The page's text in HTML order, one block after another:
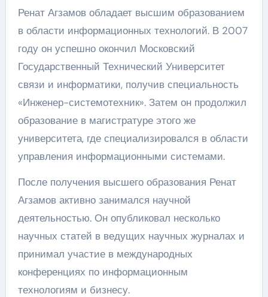
Ренат Агзамов обладает высшим образованием
в области информационных технологий. В 2007
году он успешно окончил Московский
Государственный Технический Университет
связи и информатики, получив специальность
«Инженер-системотехник». Затем он продолжил
образование в магистратуре этого же
университета, где специализировался в области
управления информационными системами.
После получения высшего образования Ренат
Агзамов активно занимался научной
деятельностью. Он опубликовал несколько
научных статей в ведущих научных журналах и
принимал участие в международных
конференциях по информационным
технологиям и бизнесу.